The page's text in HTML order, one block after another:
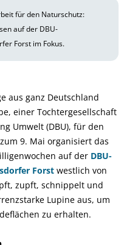
für den Naturschutz:
auf der DBU-
Forst im Fokus.
aus ganz Deutschland
einer Tochtergesellschaft
Umwelt (DBU), für den
9. Mai organisiert das
auf der DBU-
Forst westlich von
zupft, schnippelt und
Lupine aus, um
zu erhalten.